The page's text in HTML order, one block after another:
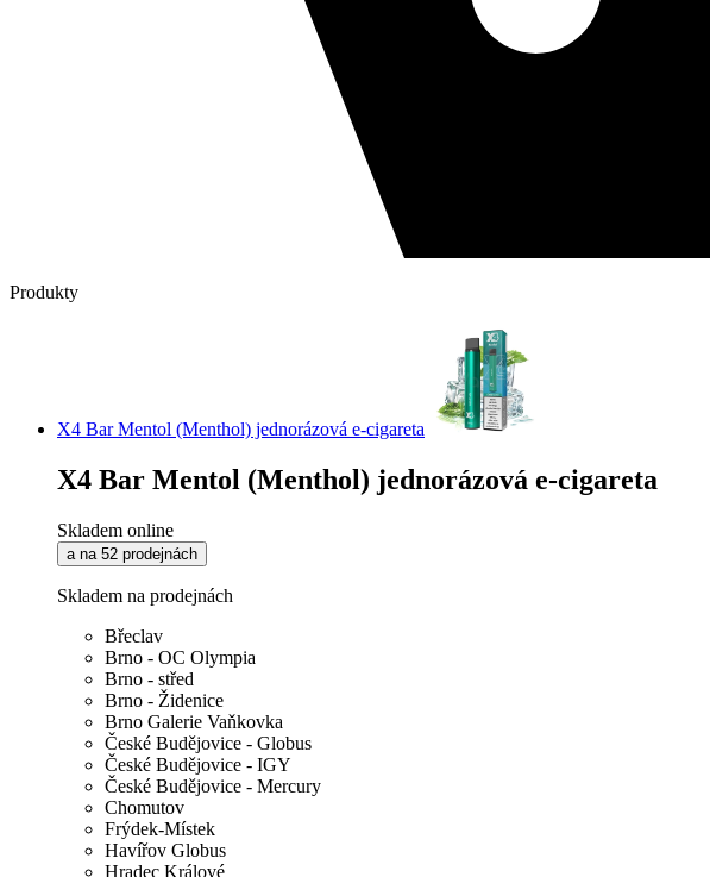
Produkty
X4 Bar Mentol (Menthol) jednorázová e-cigareta
X4 Bar Mentol (Menthol) jednorázová e-cigareta
Skladem online
a na 52 prodejnách
Skladem na prodejnách
Břeclav
Brno - OC Olympia
Brno - střed
Brno - Židenice
Brno Galerie Vaňkovka
České Budějovice - Globus
České Budějovice - IGY
České Budějovice - Mercury
Chomutov
Frýdek-Místek
Havířov Globus
Hradec Králové